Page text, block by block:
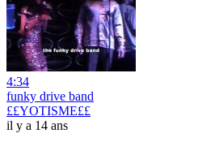
4:34
funky drive band
££YOTISME££
il y a 14 ans